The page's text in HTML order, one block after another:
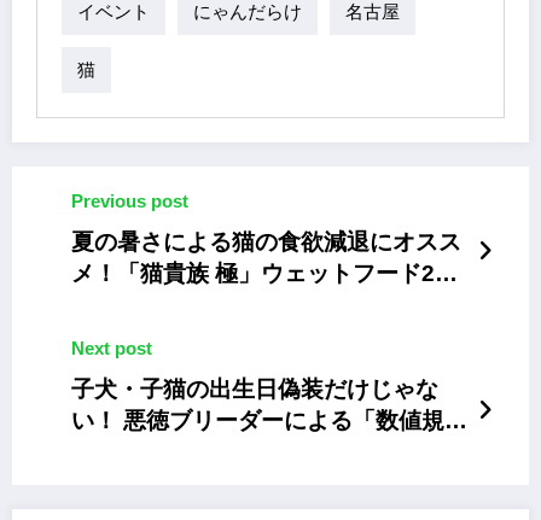
イベント にゃんだらけ 名古屋
猫
Previous post
夏の暑さによる猫の食欲減退にオスス
メ！「猫貴族 極」ウェットフード2タ
Next post
子犬・子猫の出生日偽装だけじゃな
い！ 悪徳ブリーダーによる「数値規